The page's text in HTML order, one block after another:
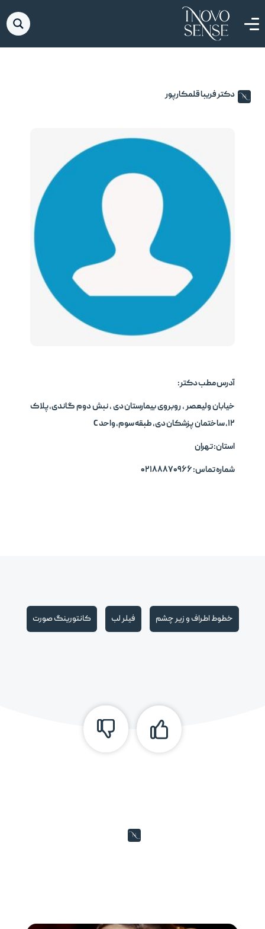
دکتر فریبا قلمکارپور
آدرس مطب دکتر:
خیابان ولیعصر ، روبروی بیمارستان دی ، نبش دوم گاندی،پلاک
۱۲، ساختمان پزشکان دی، طبقه سوم، واحد C
استان: تهران
شماره تماس: ۰۲۱۸۸۸۷۰۹۶۶
خطوط اطراف و زیر چشم فیلر لب کانتورینگ صورت